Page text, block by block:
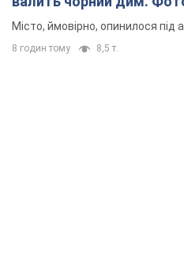
Місто, ймовірно, опинилося під
8 годин тому 8,5 т.